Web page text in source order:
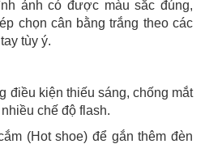
ảnh có được màu sắc đúng,
chọn cân bằng trắng theo các
tùy ý.
điều kiện thiếu sáng, chống mắt
chế độ flash.
(Hot shoe) để gắn thêm đèn